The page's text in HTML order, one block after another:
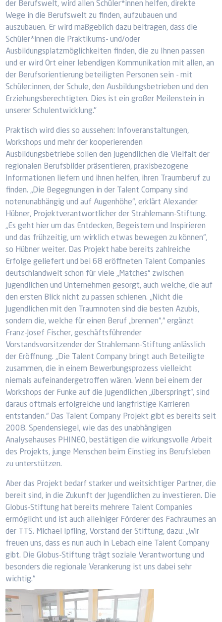
der Berufswelt, wird allen Schüler*innen helfen, direkte
Wege in die Berufswelt zu finden, aufzubauen und
auszubauen. Er wird maßgeblich dazu beitragen, dass die
Schüler*innen die Praktikums- und/oder
Ausbildungsplatzmöglichkeiten finden, die zu Ihnen passen
und er wird Ort einer lebendigen Kommunikation mit allen, an
der Berufsorientierung beteiligten Personen sein - mit
Schüler:innen, der Schule, den Ausbildungsbetrieben und den
Erziehungsberechtigten. Dies ist ein großer Meilenstein in
unserer Schulentwicklung."
Praktisch wird dies so aussehen: Infoveranstaltungen,
Workshops und mehr der kooperierenden
Ausbildungsbetriebe sollen den Jugendlichen die Vielfalt der
regionalen Berufsbilder präsentieren, praxisbezogene
Informationen liefern und ihnen helfen, ihren Traumberuf zu
finden. „Die Begegnungen in der Talent Company sind
notenunabhängig und auf Augenhöhe“, erklärt Alexander
Hübner, Projektverantwortlicher der Strahlemann-Stiftung.
„Es geht hier um das Entdecken, Begeistern und Inspirieren
und das frühzeitig, um wirklich etwas bewegen zu können“,
so Hübner weiter. Das Projekt habe bereits zahlreiche
Erfolge geliefert und bei 68 eröffneten Talent Companies
deutschlandweit schon für viele „Matches“ zwischen
Jugendlichen und Unternehmen gesorgt, auch welche, die auf
den ersten Blick nicht zu passen schienen. „Nicht die
Jugendlichen mit den Traumnoten sind die besten Azubis,
sondern die, welche für einen Beruf „brennen“,“ ergänzt
Franz-Josef Fischer, geschäftsführender
Vorstandsvorsitzender der Strahlemann-Stiftung anlässlich
der Eröffnung. „Die Talent Company bringt auch Beteiligte
zusammen, die in einem Bewerbungsprozess vielleicht
niemals aufeinandergetroffen wären. Wenn bei einem der
Workshops der Funke auf die Jugendlichen „überspringt“, sind
daraus oftmals erfolgreiche und langfristige Karrieren
entstanden.“ Das Talent Company Projekt gibt es bereits seit
2008. Spendensiegel, wie das des unabhängigen
Analysehauses PHINEO, bestätigen die wirkungsvolle Arbeit
des Projekts, junge Menschen beim Einstieg ins Berufsleben
zu unterstützen.
Aber das Projekt bedarf starker und weitsichtiger Partner, die
bereit sind, in die Zukunft der Jugendlichen zu investieren. Die
Globus-Stiftung hat bereits mehrere Talent Companies
ermöglicht und ist auch alleiniger Förderer des Fachraumes an
der TTS. Michael Ipfling, Vorstand der Stiftung, dazu: „Wir
freuen uns, dass es nun auch in Lebach eine Talent Company
gibt. Die Globus-Stiftung trägt soziale Verantwortung und
besonders die regionale Verankerung ist uns dabei sehr
wichtig.“